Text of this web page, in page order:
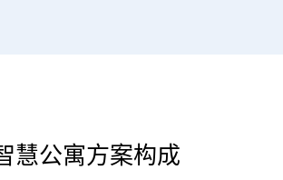
慧公寓方案构成